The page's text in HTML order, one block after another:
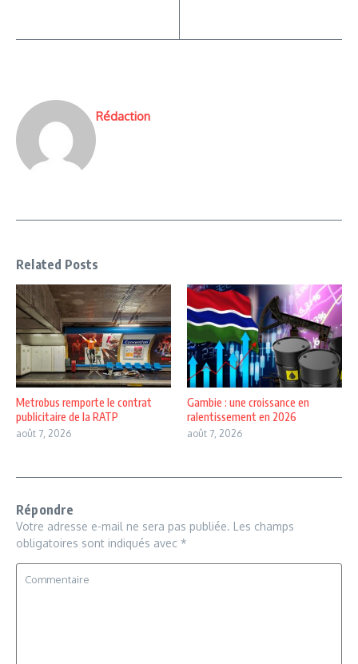
Rédaction
Related Posts
Metrobus remporte le contrat
publicitaire de la RATP
août 7, 2026
Gambie : une croissance en
ralentissement en 2026
août 7, 2026
Répondre
Votre adresse e-mail ne sera pas publiée. Les champs
obligatoires sont indiqués avec *